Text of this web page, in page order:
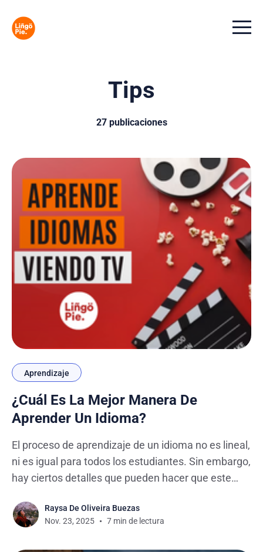
Menu
Tips
27 publicaciones
Aprendizaje
¿Cuál Es La Mejor Manera De
Aprender Un Idioma?
El proceso de aprendizaje de un idioma no es lineal,
ni es igual para todos los estudiantes. Sin embargo,
hay ciertos detalles que pueden hacer que este
forma de ser de cada persona. En esta publicación,
discutiremos los diferentes métodos y
Raysa De Oliveira Buezas
Nov. 23, 2025
7 min de lectura